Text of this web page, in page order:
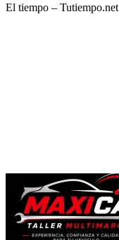
El tiempo – Tutiempo.net